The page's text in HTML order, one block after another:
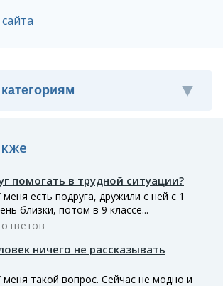
помогать в трудной ситуации?
есть подруга, дружили с ней с 1
близки, потом в 9 классе...
ответов
ничего не рассказывать
меня такой вопрос. Сейчас не модно и